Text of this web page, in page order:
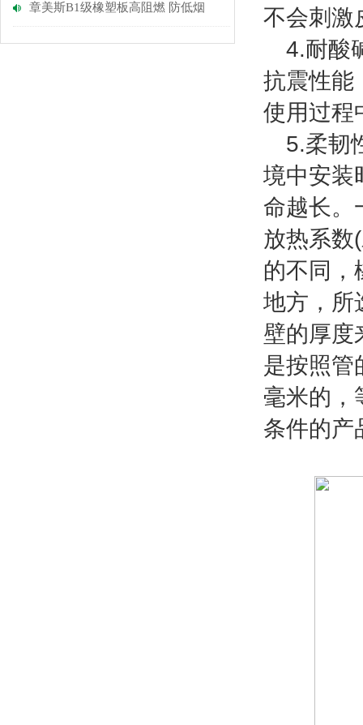
章美斯B1级橡塑板高阻燃 防低烟
不会刺激
4.耐酸
抗震性能
使用过程
5.柔韧
境中安装
命越长。
放热系数(
的不同，
地方，所
壁的厚度
是按照管
毫米的，
条件的产